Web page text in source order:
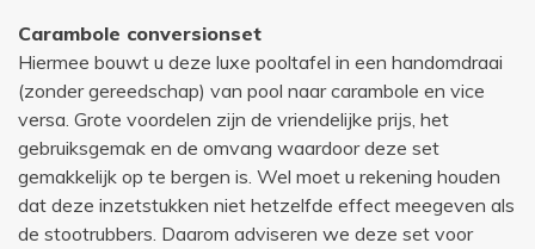
Carambole conversionset
Hiermee bouwt u deze luxe pooltafel in een handomdraai
(zonder gereedschap) van pool naar carambole en vice
versa. Grote voordelen zijn de vriendelijke prijs, het
gebruiksgemak en de omvang waardoor deze set
gemakkelijk op te bergen is. Wel moet u rekening houden
dat deze inzetstukken niet hetzelfde effect meegeven als
de stootrubbers. Daarom adviseren we deze set voor